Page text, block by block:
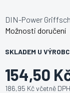
154,50
186,95 Kč včetně DPH
SKLADEM U
Možnosti doručení
DIN-Power